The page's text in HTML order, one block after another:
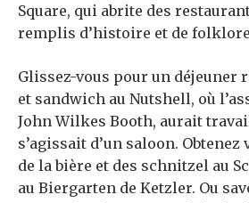
Square, qui abrite des
remplis d’histoire et de
Glissez-vous pour un déjeuner
et sandwich au Nutshell, où
John Wilkes Booth, aurait
s’agissait d’un saloon.
de la bière et des schnitzel au
au Biergarten de Ketzler. Ou